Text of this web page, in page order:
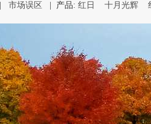
市场误区 | 产品: 红日 十月光辉